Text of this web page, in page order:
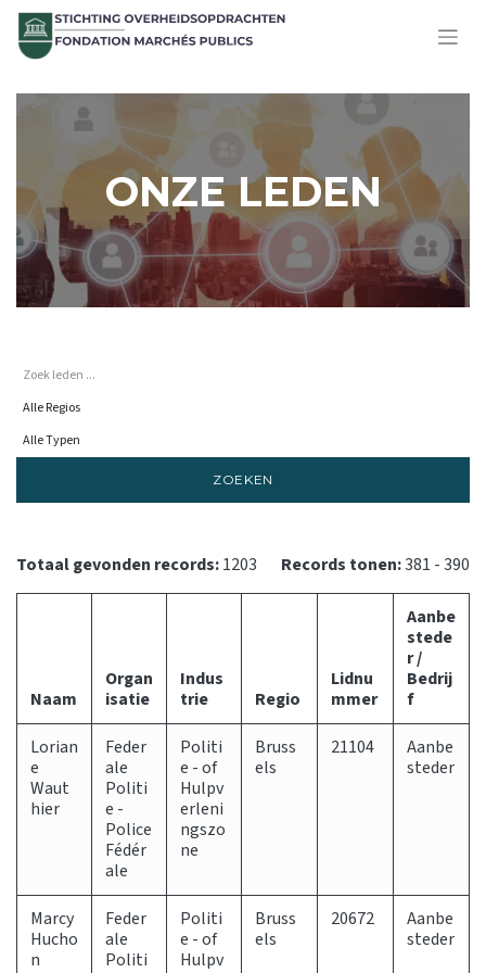
ONZE LEDEN
ZOEKEN
Totaal gevonden records:1203 Records tonen:381 - 390
Naam
Organ
isatie
Indus
trie
Regio
Lidnu
mmer
Aanbe
stede
r /
Bedrij
f
Lorian
e
Waut
hier
Feder
ale
Politi
e -
Police
Fédér
ale
Politi
e - of
Hulpv
erleni
ngszo
ne
Bruss
els
21104
Aanbe
steder
Marcy
Hucho
n
Feder
ale
Politi
Politi
e - of
Hulpv
Bruss
els
20672
Aanbe
steder